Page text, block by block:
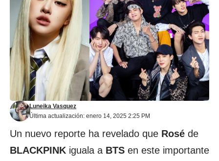
Última actualización: enero 14, 2025 2:25 PM
Luneika Vasquez
Un nuevo reporte ha revelado que Rosé de
BLACKPINK iguala a BTS en este importante